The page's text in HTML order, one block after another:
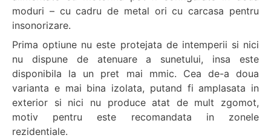
moduri – cu cadru de metal ori cu carcasa pentru
insonorizare.
Prima optiune nu este protejata de intemperii si nici
nu dispune de atenuare a sunetului, insa este
disponibila la un pret mai mmic. Cea de-a doua
varianta e mai bina izolata, putand fi amplasata in
exterior si nici nu produce atat de mult zgomot,
motiv pentru este recomandata in zonele
rezidentiale.